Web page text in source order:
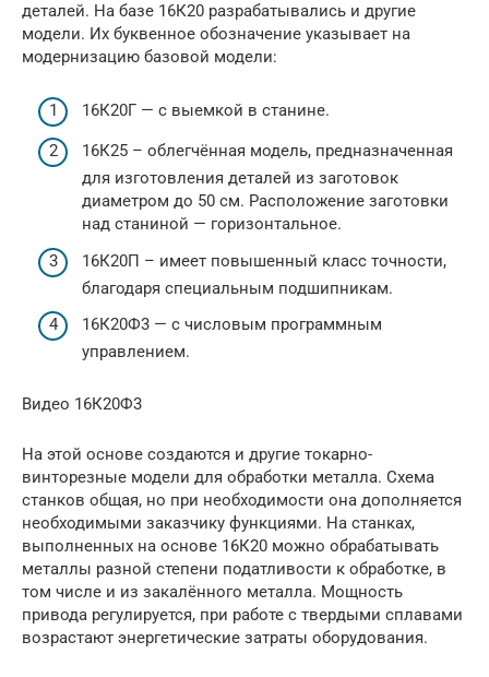
деталей. На базе 16К20 разрабатывались и другие
модели. Их буквенное обозначение указывает на
модернизацию базовой модели:
16К20Г — с выемкой в станине.
16К25 – облегчённая модель, предназначенная
для изготовления деталей из заготовок
диаметром до 50 см. Расположение заготовки
над станиной — горизонтальное.
16К20П – имеет повышенный класс точности,
благодаря специальным подшипникам.
16К20Ф3 — с числовым программным
управлением.
Видео 16К20Ф3
На этой основе создаются и другие токарно-
винторезные модели для обработки металла. Схема
станков общая, но при необходимости она дополняется
необходимыми заказчику функциями. На станках,
выполненных на основе 16К20 можно обрабатывать
металлы разной степени податливости к обработке, в
том числе и из закалённого металла. Мощность
привода регулируется, при работе с твердыми сплавами
возрастают энергетические затраты оборудования.